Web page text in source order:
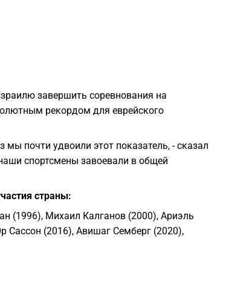
завершить соревнования на
рекордом для еврейского
почти удвоили этот показатель, - сказал
спортсмены завоевали в общей
страны:
(1996), Михаил Калганов (2000), Ариэль
Сассон (2016), Авишаг Семберг (2020),